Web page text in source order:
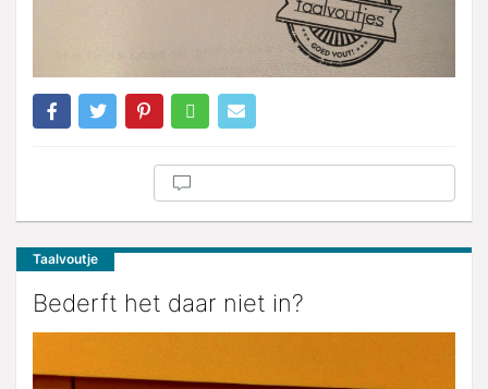
Taalvoutje
Bederft het daar niet in?